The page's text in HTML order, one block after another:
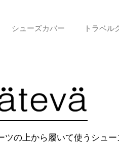
シューズカバー トラベル
ツの上から履いて使うシュ